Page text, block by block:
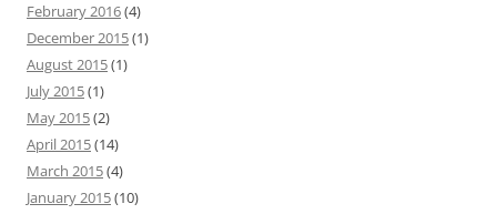
February 2016(4)
December 2015(1)
August 2015(1)
July 2015(1)
May 2015(2)
April 2015(14)
March 2015(4)
January 2015(10)